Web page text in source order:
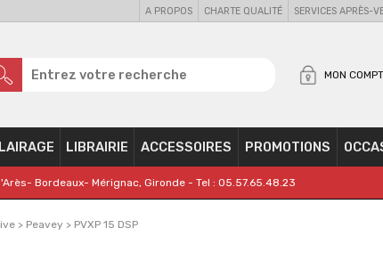
A PROPOS CHARTE QUALITÉ SERVICES APRÈS-
MON
LIBRAIRIE ACCESSOIRES PROMOTIONS
Bordeaux- Mérignac, Gironde - Tel : 05.57.65.48.23
> Peavey > PVXP 15 DSP